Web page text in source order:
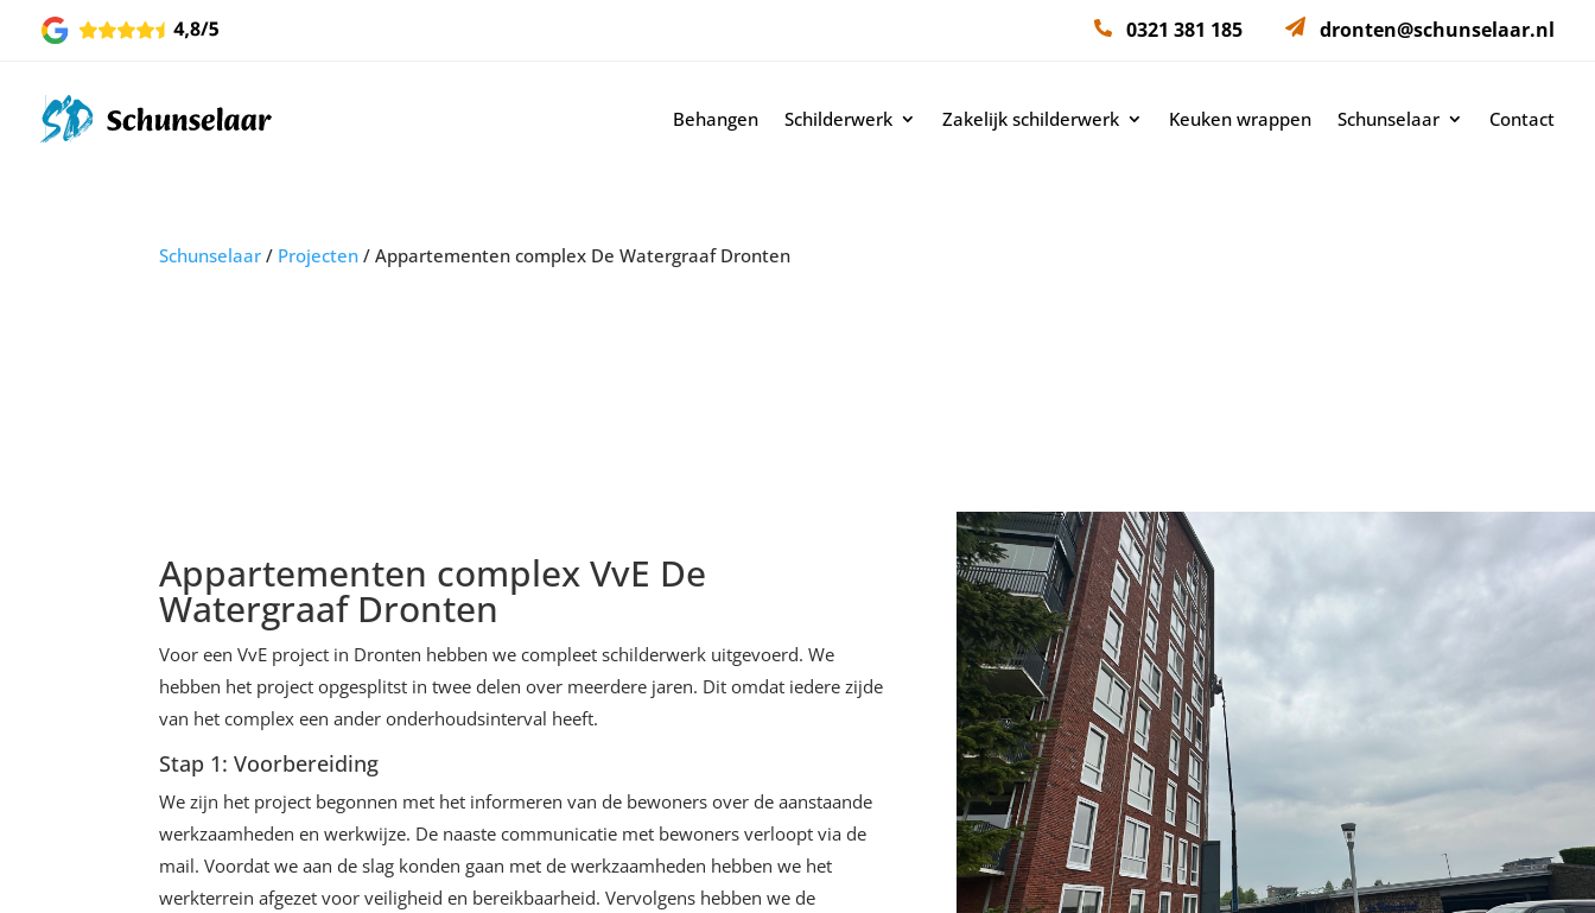
0321 381 185 dronten@schunselaar.nl
Behangen Schilderwerk Zakelijk schilderwerk Keuken wrappen Schunselaar Contact
Schunselaar / Projecten /Appartementen complex De Watergraaf Dronten
Appartementen complex VvE De
Watergraaf Dronten
Voor een VvE project in Dronten hebben we compleet schilderwerk uitgevoerd.We
hebben het project opgesplitst in twee delen over meerdere jaren. Dit omdat iedere zijde
van het complex een ander onderhoudsinterval heeft.
Stap 1: Voorbereiding
We zijn het project begonnen met het informeren van de bewoners over de aanstaande
werkzaamheden en werkwijze. De naaste communicatie met bewoners verloopt via de
mail. Voordat we aan de slag konden gaan met de werkzaamheden hebben we het
werkterrein afgezet voor veiligheid en bereikbaarheid. Vervolgens hebben we de